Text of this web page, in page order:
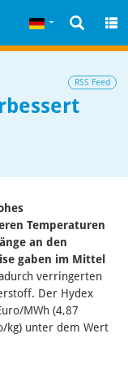
Deutsch
RSS Feed
Temperaturen
an den
gaben im Mittel
verringerten
Der Hydex
MWh (4,87
kg) unter dem Wert